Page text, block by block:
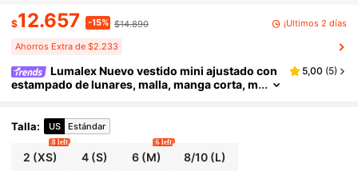
$12.657 -15% $14.890 ¡Últimos 2 días
Ahorros Extra de $2.233
Lumalex Nuevo vestido mini ajustado con
estampado de lunares, malla, manga corta, m
5,00 (5)
Talla: US Estándar
2 (XS)
8 left
4(S) 6(M)
6 left
8/10 (L)